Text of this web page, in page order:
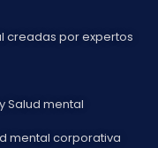
creadas por expertos
Salud mental
mental corporativa